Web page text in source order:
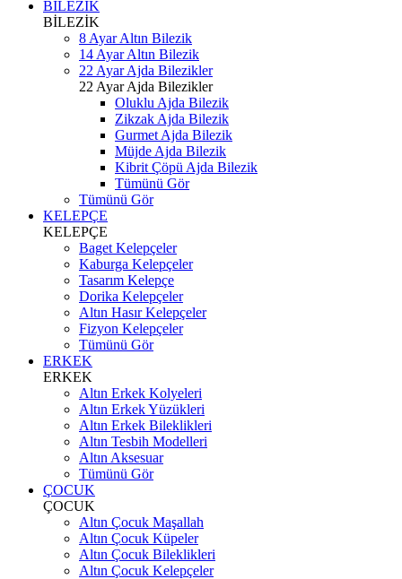
BİLEZİK
BİLEZİK
8 Ayar Altın Bilezik
14 Ayar Altın Bilezik
22 Ayar Ajda Bilezikler
22 Ayar Ajda Bilezikler
Oluklu Ajda Bilezik
Zikzak Ajda Bilezik
Gurmet Ajda Bilezik
Müjde Ajda Bilezik
Kibrit Çöpü Ajda Bilezik
Tümünü Gör
Tümünü Gör
KELEPÇE
KELEPÇE
Baget Kelepçeler
Kaburga Kelepçeler
Tasarım Kelepçe
Dorika Kelepçeler
Altın Hasır Kelepçeler
Fizyon Kelepçeler
Tümünü Gör
ERKEK
ERKEK
Altın Erkek Kolyeleri
Altın Erkek Yüzükleri
Altın Erkek Bileklikleri
Altın Tesbih Modelleri
Altın Aksesuar
Tümünü Gör
ÇOCUK
ÇOCUK
Altın Çocuk Maşallah
Altın Çocuk Küpeler
Altın Çocuk Bileklikleri
Altın Çocuk Kelepçeler